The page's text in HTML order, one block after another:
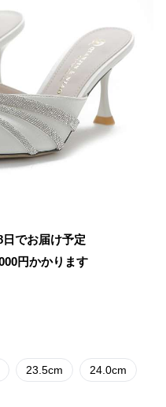
でお届け予定
円かかります
23.5cm 24.0cm